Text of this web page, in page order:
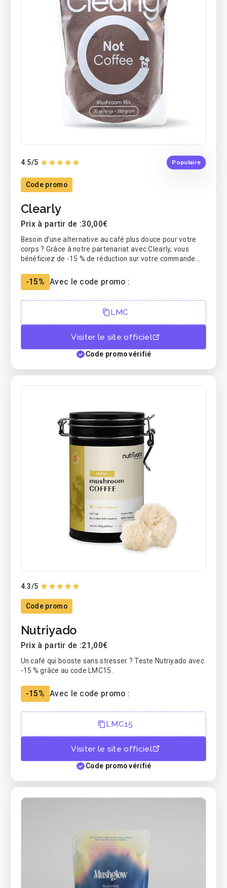
4.5/5 Populaire
Code promo
Clearly
Prix à partir de :30,00€
Besoin d’une alternative au café plus douce pour votre
corps ? Grâce à notre partenariat avec Clearly, vous
bénéficiez de -15 % de réduction sur votre commande
-15% Avec le code promo :
LMC
Visiter le site officiel
Code promo vérifié
4.3/5
Code promo
Nutriyado
Prix à partir de :21,00€
Un café qui booste sans stresser ? Teste Nutriyado avec
-15 % grâce au code LMC15.
-15% Avec le code promo :
LMC15
Visiter le site officiel
Code promo vérifié